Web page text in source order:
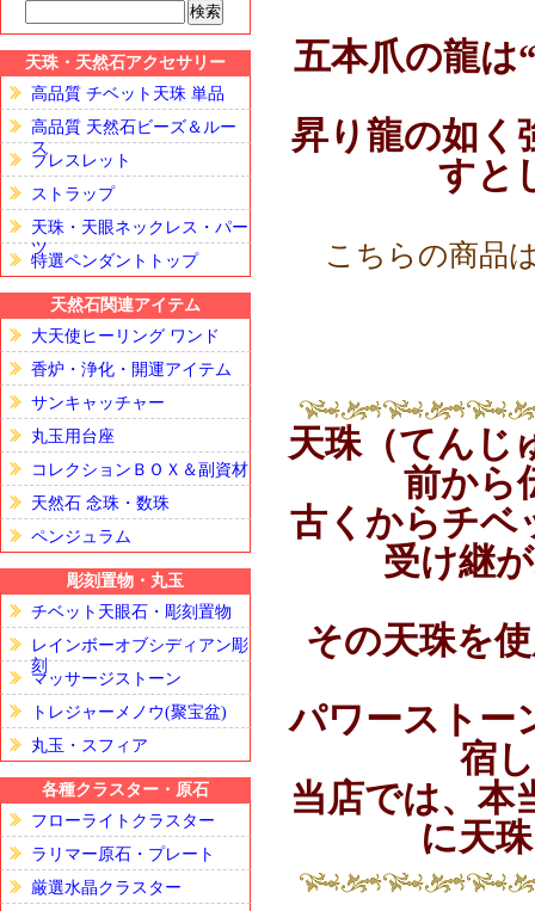
天珠・天然石アクセサリー
高品質 チベット天珠 単品
高品質 天然石ビーズ＆ルー
ス
ブレスレット
ストラップ
天珠・天眼ネックレス・パー
ツ
特選ペンダントトップ
天然石関連アイテム
大天使ヒーリング ワンド
香炉・浄化・開運アイテム
サンキャッチャー
丸玉用台座
コレクションＢＯＸ＆副資材
天然石 念珠・数珠
ペンジュラム
彫刻置物・丸玉
チベット天眼石・彫刻置物
レインボーオブシディアン彫
刻
マッサージストーン
トレジャーメノウ(聚宝盆)
丸玉・スフィア
各種クラスター・原石
フローライトクラスター
ラリマー原石・プレート
厳選水晶クラスター
五本爪の龍は
昇り龍の如く
すと
こちらの商品
天珠（てんじ
前から
古くからチベ
受け継
その天珠を
パワーストー
宿
当店では、本
に天